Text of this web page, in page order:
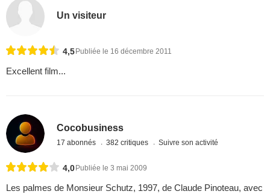
Un visiteur
4,5Publiée le 16 décembre 2011
Excellent film...
Cocobusiness
17 abonnés 382 critiques Suivre son activité
4,0Publiée le 3 mai 2009
Les palmes de Monsieur Schutz, 1997, de Claude Pinoteau, avec